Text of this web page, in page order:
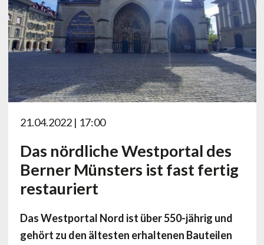
21.04.2022 | 17:00
Das nördliche Westportal des
Berner Münsters ist fast fertig
restauriert
Das Westportal Nord ist über 550-jährig und
gehört zu den ältesten erhaltenen Bauteilen